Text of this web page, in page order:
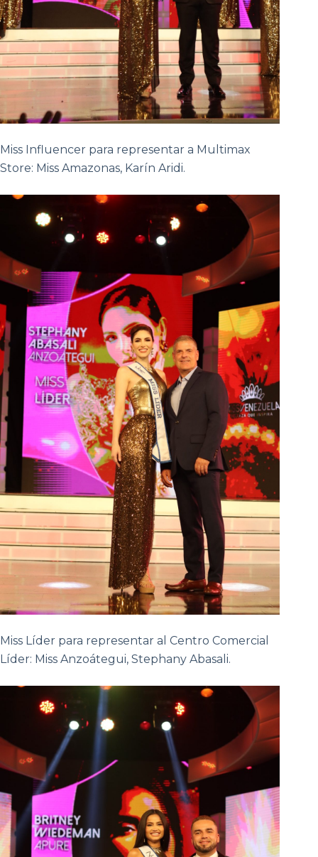
Miss Influencer para representar a Multimax
Store: Miss Amazonas, Karín Aridi.
Miss Líder para representar al Centro Comercial
Líder: Miss Anzoátegui, Stephany Abasali.